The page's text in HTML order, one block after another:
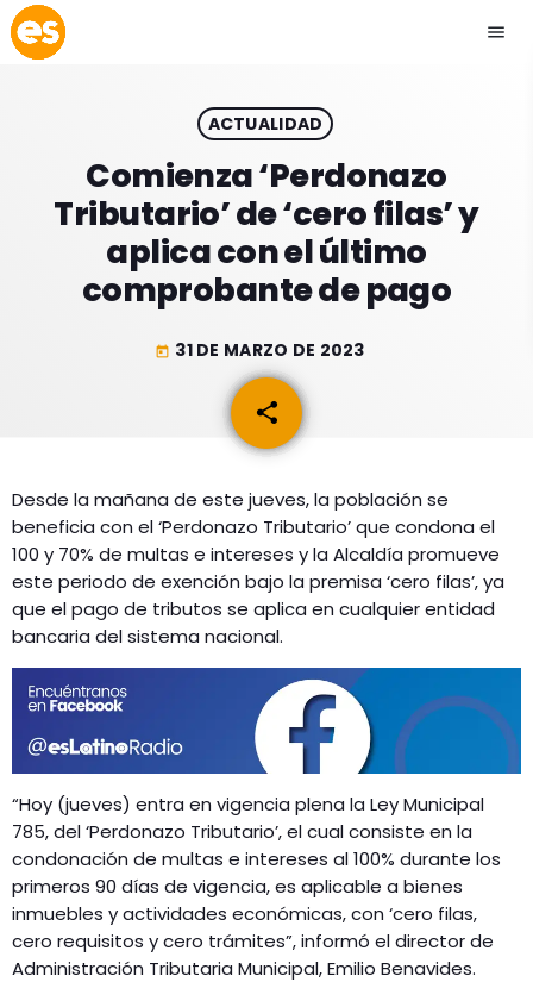
menu
EMISIÓN LA PAZ
play_arrow EMISIÓN COCHABAMBA
ESLATINO NEWS
ESPECTÁCULOS
GEEKERS
MÚSICA
ENTRETENIMIENTO
INICIO
RADIO SPLENDID
CONTACTO
ACTUALIDAD
Comienza ‘Perdonazo
Tributario’ de ‘cero filas’ y
aplica con el último
comprobante de pago
today 31 DE MARZO DE 2023
share
email
Desde la mañana de este jueves, la población se
beneficia con el ‘Perdonazo Tributario’ que condona el
100 y 70% de multas e intereses y la Alcaldía promueve
este periodo de exención bajo la premisa ‘cero filas’, ya
que el pago de tributos se aplica en cualquier entidad
bancaria del sistema nacional.
“Hoy (jueves) entra en vigencia plena la Ley Municipal
785, del ‘Perdonazo Tributario’, el cual consiste en la
condonación de multas e intereses al 100% durante los
primeros 90 días de vigencia, es aplicable a bienes
inmuebles y actividades económicas, con ‘cero filas,
cero requisitos y cero trámites”, informó el director de
Administración Tributaria Municipal, Emilio Benavides.